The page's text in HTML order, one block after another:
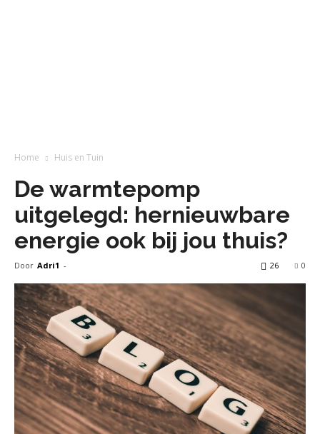
Home Huis en Tuin
De warmtepomp
uitgelegd: hernieuwbare
energie ook bij jou thuis?
Door Adri1 - 0
26